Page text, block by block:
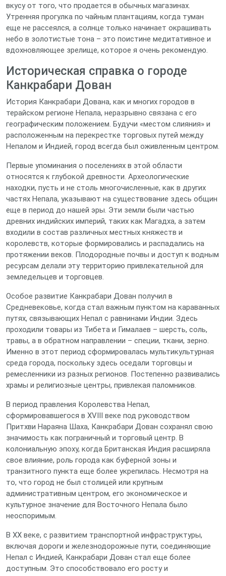
вкусу от того, что продается в обычных магазинах.
Утренняя прогулка по чайным плантациям, когда туман
еще не рассеялся, а солнце только начинает окрашивать
небо в золотистые тона – это поистине медитативное и
вдохновляющее зрелище, которое я очень рекомендую.
Историческая справка о городе
Канкрабари Дован
История Канкрабари Дована, как и многих городов в
терайском регионе Непала, неразрывно связана с его
географическим положением. Будучи «местом слияния» и
расположенным на перекрестке торговых путей между
Непалом и Индией, город всегда был оживленным центром.
Первые упоминания о поселениях в этой области
относятся к глубокой древности. Археологические
находки, пусть и не столь многочисленные, как в других
частях Непала, указывают на существование здесь общин
еще в период до нашей эры. Эти земли были частью
древних индийских империй, таких как Магадха, а затем
входили в состав различных местных княжеств и
королевств, которые формировались и распадались на
протяжении веков. Плодородные почвы и доступ к водным
ресурсам делали эту территорию привлекательной для
земледельцев и торговцев.
Особое развитие Канкрабари Дован получил в
Средневековье, когда стал важным пунктом на караванных
путях, связывающих Непал с равнинами Индии. Здесь
проходили товары из Тибета и Гималаев – шерсть, соль,
травы, а в обратном направлении – специи, ткани, зерно.
Именно в этот период сформировалась мультикультурная
среда города, поскольку здесь оседали торговцы и
ремесленники из разных регионов. Постепенно развивались
храмы и религиозные центры, привлекая паломников.
В период правления Королевства Непал,
сформировавшегося в XVIII веке под руководством
Притхви Нараяна Шаха, Канкрабари Дован сохранял свою
значимость как пограничный и торговый центр. В
колониальную эпоху, когда Британская Индия расширяла
свое влияние, роль города как буферной зоны и
транзитного пункта еще более укрепилась. Несмотря на
то, что город не был столицей или крупным
административным центром, его экономическое и
культурное значение для Восточного Непала было
неоспоримым.
В XX веке, с развитием транспортной инфраструктуры,
включая дороги и железнодорожные пути, соединяющие
Непал с Индией, Канкрабари Дован стал еще более
доступным. Это способствовало его росту и